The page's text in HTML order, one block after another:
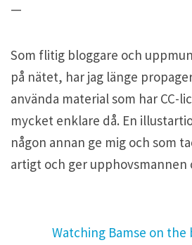
—
Som flitig bloggare och
på nätet, har jag länge
använda material som har CC-
mycket enklare då. En
någon annan ge mig och som
artigt och ger upphovsmannen
Watching Bamse on the